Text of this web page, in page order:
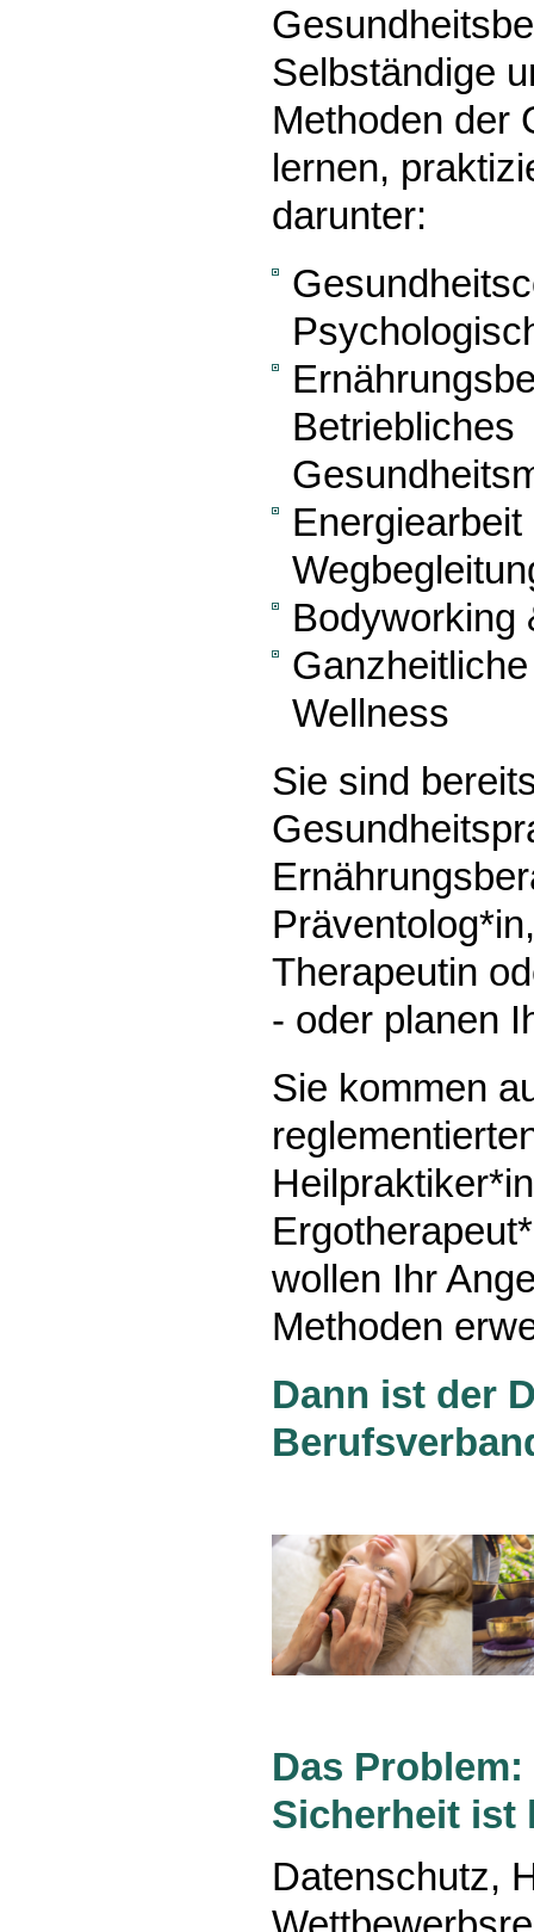
Selbständige
Methoden der
lernen,
darunter:
Betriebliches
Bodyworking
Wellness
Sie sind
Therapeutin
- oder planen
Sie kommen
wollen Ihr
Methoden
Dann ist der
Das
Sicherheit ist
Datenschutz,